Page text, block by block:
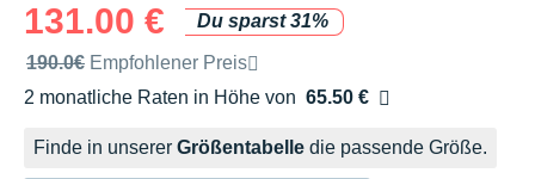
131.00 €
Du sparst 31%
Unverbindliche Preisempfehlung der Marke
190.0€ Empfohlener Preis
2 monatliche Raten in Höhe von 65.50 €
Ohne Zusatzkosten
Finde in unserer Größentabelle die passende Größe.